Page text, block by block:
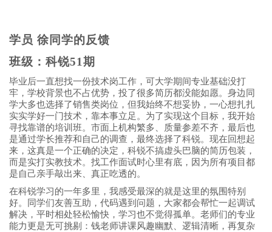
学员 徐同学的反馈
班级：科锐51期
毕业后一直想找一份技术岗工作，可大学期间专业基础没打
牢，学校背景也不占优势，投了很多简历都没能如愿。身边同
学大多也选择了销售类岗位，但我始终不想妥协，一心想扎扎
实实学好一门技术，靠本事立足。为了实现这个目标，我开始
寻找靠谱的培训班。市面上机构繁多、质量参差不齐，最后也
是通过学长推荐和自己的调查，最终选择了科锐。现在回想起
来，这真是一个正确的决定，科锐不搞虚头巴脑的简历包装，
而是实打实教技术。找工作面试时心里有底，因为所有项目都
是自己亲手敲出来、真正吃透的。
在科锐学习的一年多里，我感受最深的就是这里的氛围特别
好。同学们友善互助，代码遇到问题，大家都会帮忙一起调试
解决，平时相处轻松愉快，学习也不觉得孤单。老师们的专业
能力更是无可挑剔：钱老师讲课风趣幽默、逻辑清晰，再复杂